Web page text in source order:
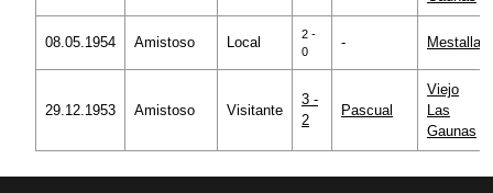
08.05.1954 Amistoso Local
2 -
0
- Mestalla
29.12.1953 Amistoso Visitante
3 -
2
Pascual
Viejo
Las
Gaunas